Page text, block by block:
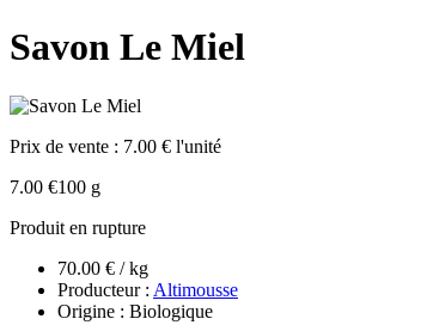
Savon Le Miel
Prix de vente : 7.00 € l'unité
7.00 €100 g
Produit en rupture
70.00 € / kg
Producteur : Altimousse
Origine : Biologique